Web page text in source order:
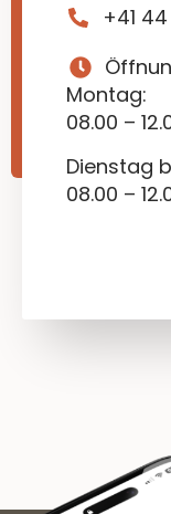
+41
Montag:
08.00 –
Dienstag
08.00 –